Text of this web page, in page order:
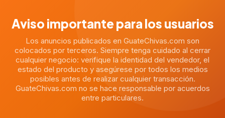
Aviso importante para los usuarios
Los anuncios publicados en GuateChivas.com son
colocados por terceros. Siempre tenga cuidado al cerrar
cualquier negocio: verifique la identidad del vendedor, el
estado del producto y asegúrese por todos los medios
posibles antes de realizar cualquier transacción.
GuateChivas.com no se hace responsable por acuerdos
entre particulares.